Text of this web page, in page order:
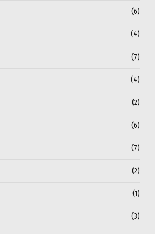
(6)
(4)
(7)
(4)
(2)
(6)
(7)
(2)
(1)
(3)